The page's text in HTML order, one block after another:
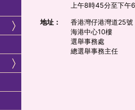
上午8時45分至下午
地址：
香港灣仔港灣道25號
海港中心10樓
選舉事務處
總選舉事務主任